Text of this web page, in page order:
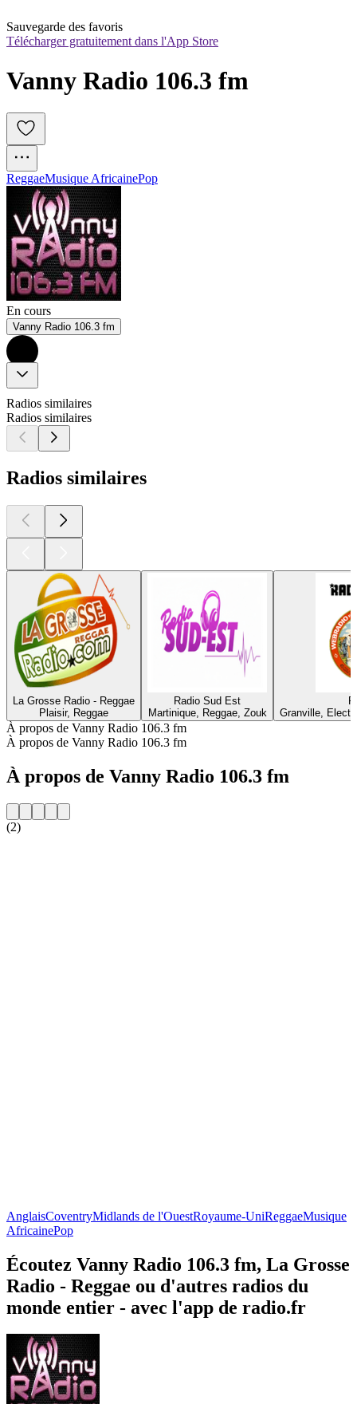
Sauvegarde des favoris
Télécharger gratuitement dans l'App Store
Vanny Radio 106.3 fm
ReggaeMusique AfricainePop
En cours
Vanny Radio 106.3 fm
Radios similaires
Radios similaires
Radios similaires
La Grosse Radio - Reggae
Plaisir, Reggae
Radio Sud Est
Martinique, Reggae, Zouk
Granville,
À propos de Vanny Radio 106.3 fm
À propos de Vanny Radio 106.3 fm
À propos de Vanny Radio 106.3 fm
(2)
AnglaisCoventryMidlands de l'OuestRoyaume-UniReggaeMusique
AfricainePop
Écoutez Vanny Radio 106.3 fm, La Grosse
Radio - Reggae ou d'autres radios du
monde entier - avec l'app de radio.fr